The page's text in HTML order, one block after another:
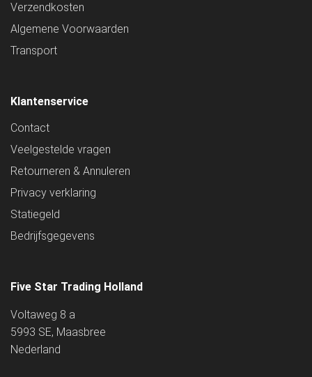
Verzendkosten
Algemene Voorwaarden
Transport
Klantenservice
Contact
Veelgestelde vragen
Retourneren & Annuleren
Privacy verklaring
Statiegeld
Bedrijfsgegevens
Five Star Trading Holland
Voltaweg 8 a
5993 SE, Maasbree
Nederland